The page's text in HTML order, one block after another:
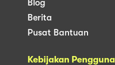
Blog
Berita
Pusat Bantuan
Kebijakan Pengguna